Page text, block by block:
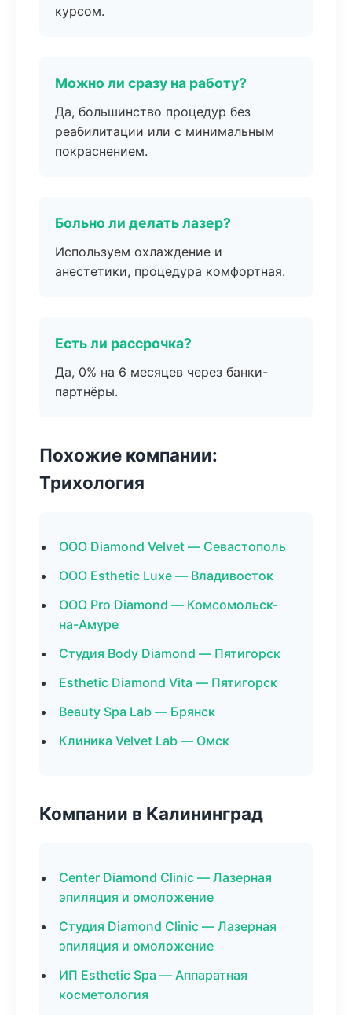
курсом.
Можно ли сразу на работу?
Да, большинство процедур без
реабилитации или с минимальным
покраснением.
Больно ли делать лазер?
Используем охлаждение и
анестетики, процедура комфортная.
Есть ли рассрочка?
Да, 0% на 6 месяцев через банки-
партнёры.
Похожие компании:
Трихология
ООО Diamond Velvet — Севастополь
ООО Esthetic Luxe — Владивосток
ООО Pro Diamond — Комсомольск-
на-Амуре
Студия Body Diamond — Пятигорск
Esthetic Diamond Vita — Пятигорск
Beauty Spa Lab — Брянск
Клиника Velvet Lab — Омск
Компании в Калининград
Center Diamond Clinic — Лазерная
эпиляция и омоложение
Студия Diamond Clinic — Лазерная
эпиляция и омоложение
ИП Esthetic Spa — Аппаратная
косметология